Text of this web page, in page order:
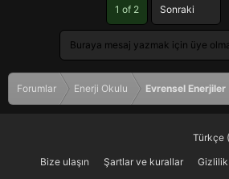
1 of 2 Sonraki
Buraya mesaj yazmak için üye
Forumlar Enerji Okulu Evrensel Enerjiler
Türkçe
Bize ulaşın
Şartlar ve kurallar Gizlilik